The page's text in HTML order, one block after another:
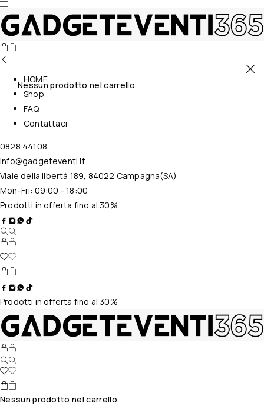
Nessun prodotto nel carrello.
HOME
Shop
FAQ
Contattaci
0828 44108
info@gadgeteventi.it
Viale della libertà 189, 84022 Campagna(SA)
Mon-Fri: 09:00 - 18:00
Prodotti in offerta fino al 30%
Prodotti in offerta fino al 30%
Nessun prodotto nel carrello.